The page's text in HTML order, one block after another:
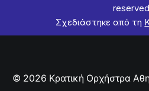
Σχεδιάστηκε από τη
© 2026 Κρατική Ορχήστρα